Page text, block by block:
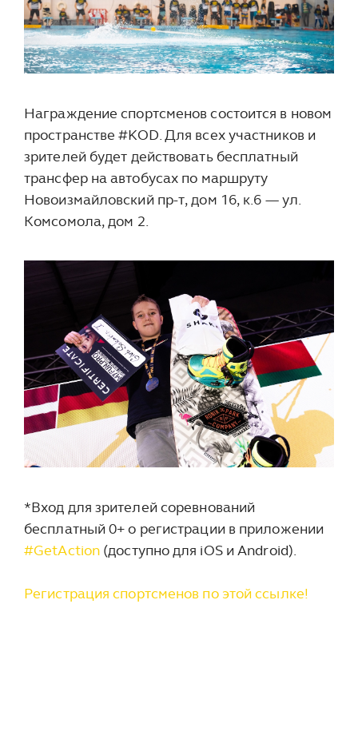
Награждение спортсменов состоится в новом
пространстве #KOD.Для всех участников и
зрителей будет действовать бесплатный
трансфер на автобусах по маршруту
Новоизмайловский пр-т, дом 16, к.6 — ул.
Комсомола, дом 2.
*Вход для зрителей соревнований
бесплатный 0+ о регистрации в приложении
#GetAction (доступно для iOS и Android).
Регистрация спортсменов по этой ссылке!